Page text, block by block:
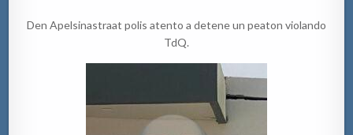
Den Apelsinastraat polis atento a detene un peaton violando
TdQ.